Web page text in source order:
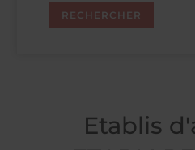
Etablis